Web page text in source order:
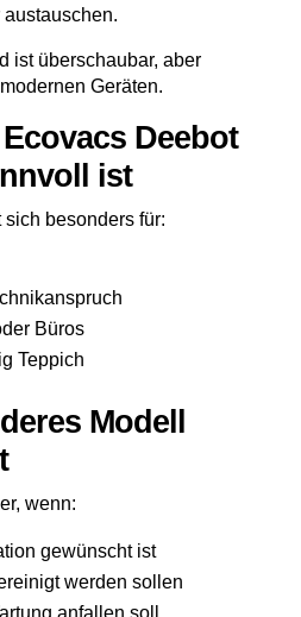
ist überschaubar, aber
Geräten.
Deebot
ist
besonders für:
Büros
Teppich
Modell
wenn:
gewünscht ist
werden sollen
anfallen soll